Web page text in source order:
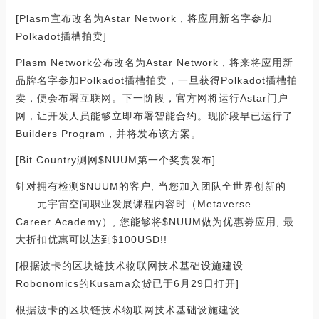
[Plasm宣布改名为Astar Network，将应用新名字参加
Polkadot插槽拍卖]
Plasm Network公布改名为Astar Network，将来将应用新
品牌名字参加Polkadot插槽拍卖，一旦获得Polkadot插槽拍
卖，便会布署互联网。下一阶段，官方网将运行Astar门户
网，让开发人员能够立即布署智能合约。现阶段早已运行了
Builders Program，并将发布该方案。
[Bit.Country测网$NUUM第一个奖赏发布]
针对拥有检测$NUUM的客户, 当您加入团队全世界创新的
——元宇宙空间职业发展课程内容时（Metaverse
Career Academy）, 您能够将$NUUM做为优惠劵应用, 最
大折扣优惠可以达到$100USD!!
[根据波卡的区块链技术物联网技术基础设施建设
Robonomics的Kusama众贷已于6月29日打开]
根据波卡的区块链技术物联网技术基础设施建设